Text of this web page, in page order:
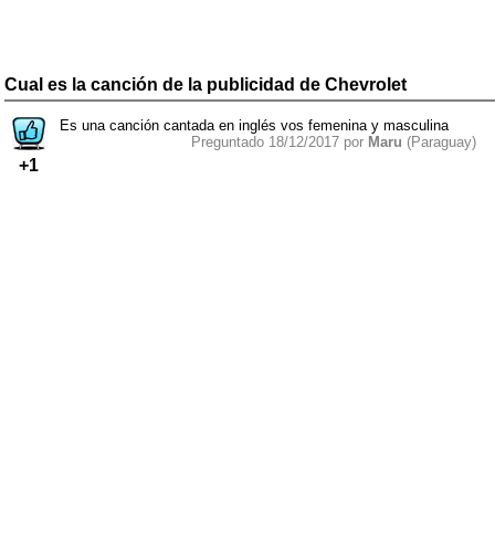
Cual es la canción de la publicidad de Chevrolet
+1
Es una canción cantada en inglés vos femenina y masculina
Preguntado 18/12/2017 por Maru (Paraguay)